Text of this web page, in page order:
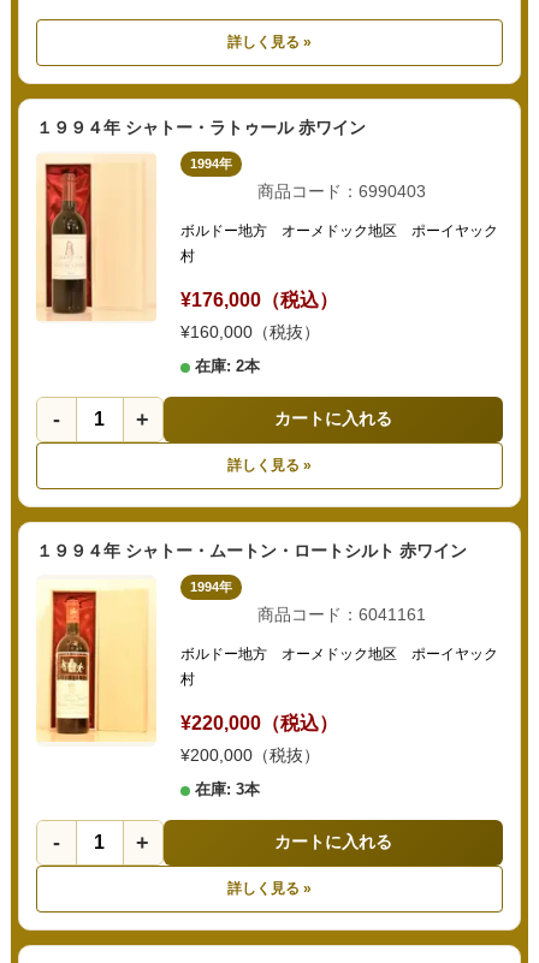
詳しく見る »
１９９４年 シャトー・ラトゥール 赤ワイン
1994年
商品コード：6990403
ボルドー地方 オーメドック地区 ポーイヤック
村
¥176,000（税込）
¥160,000（税抜）
在庫: 2本
- + カートに入れる
詳しく見る »
１９９４年 シャトー・ムートン・ロートシルト 赤ワイン
1994年
商品コード：6041161
ボルドー地方 オーメドック地区 ポーイヤック
村
¥220,000（税込）
¥200,000（税抜）
在庫: 3本
- + カートに入れる
詳しく見る »